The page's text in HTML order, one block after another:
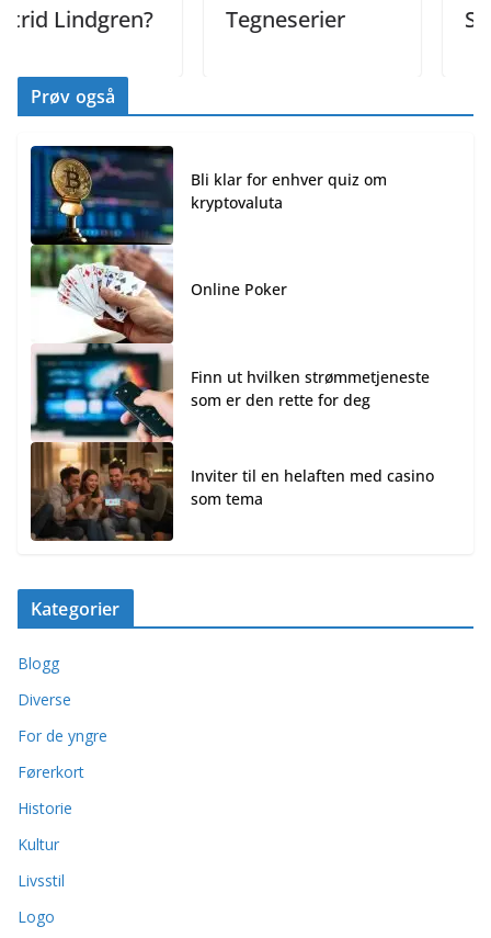
Tegneserier
Språk
Prøv også
Bli klar for enhver quiz om
kryptovaluta
Online Poker
Finn ut hvilken strømmetjeneste
som er den rette for deg
Inviter til en helaften med casino
som tema
Kategorier
Blogg
Diverse
For de yngre
Førerkort
Historie
Kultur
Livsstil
Logo